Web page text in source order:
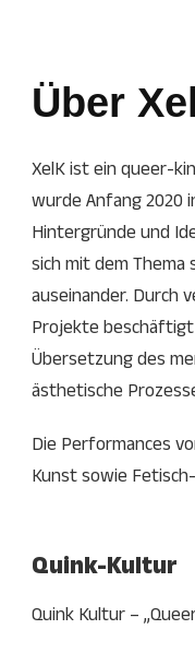
Über
XelK ist ein queer-
wurde Anfang 2020
Hintergründe und
sich mit dem
auseinander. Durch
Projekte
Übersetzung des
ästhetische
Die Performances
Kunst sowie
Quink-Kultur
Quink Kultur –